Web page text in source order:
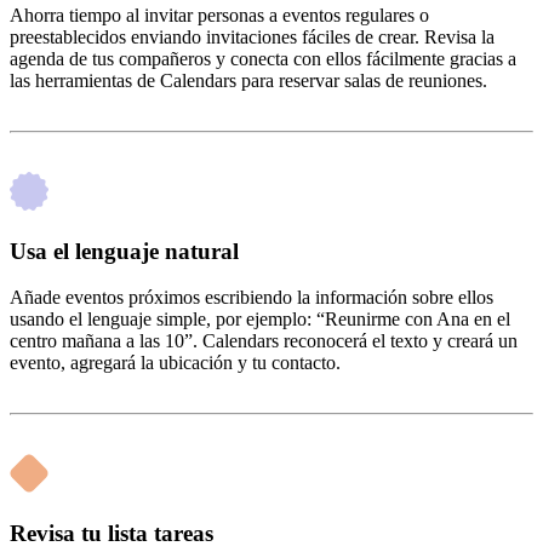
Ahorra tiempo al invitar personas a eventos regulares o
preestablecidos enviando invitaciones fáciles de crear. Revisa la
agenda de tus compañeros y conecta con ellos fácilmente gracias a
las herramientas de Calendars para reservar salas de reuniones.
Usa el lenguaje natural
Añade eventos próximos escribiendo la información sobre ellos
usando el lenguaje simple, por ejemplo: “Reunirme con Ana en el
centro mañana a las 10”. Calendars reconocerá el texto y creará un
evento, agregará la ubicación y tu contacto.
Revisa tu lista tareas